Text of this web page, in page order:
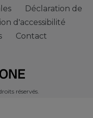
Déclaration de
d'accessibilité
Contact
réservés.